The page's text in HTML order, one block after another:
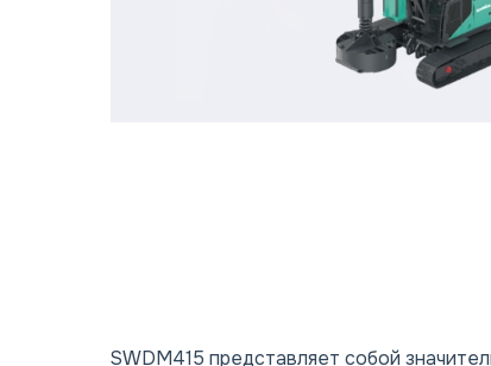
SWDM415 представляет собой